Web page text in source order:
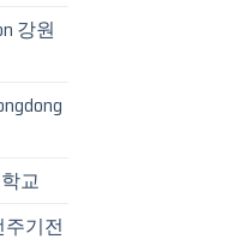
강원
교
주기전